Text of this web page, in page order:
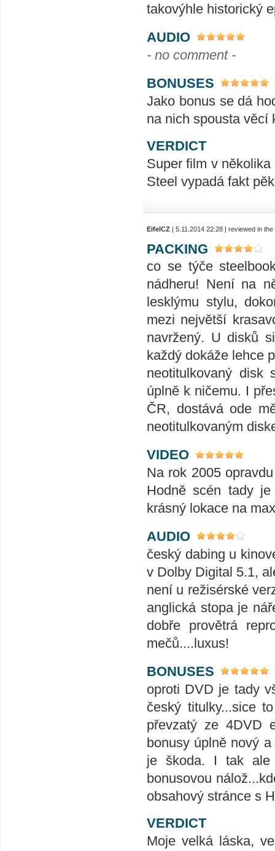
takovýhle historický
AUDIO
- no comment -
BONUSES
Jako bonus se dá
na nich spousta věcí
VERDICT
Super film v
Steel vypadá fakt
EifelCZ | 5.11.2014 22:28 | reviewed in
PACKING
co se týče
nádheru! Není na
lesklýmu stylu,
mezi největší
navržený. U disků
každý dokáže lehce
neotitulkovaný disk
úplně k ničemu. I
ČR, dostává ode
neotitulkovaným
VIDEO
Na rok 2005
Hodně scén tady
krásný lokace na
AUDIO
český dabing u
v Dolby Digital 5.1,
není u režisérské
anglická stopa je
dobře provětrá
mečů....luxus!
BONUSES
oproti DVD je tady
český titulky...sice
převzatý ze 4DVD
bonusy úplně nový
je škoda. I tak ale
bonusovou
obsahový stránce s
VERDICT
Moje velká láska,